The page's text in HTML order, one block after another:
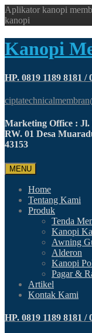
Aplikator kanopi
kanopi
Kanopi
HP. 0819 1189 8181 /
Marketing Office :
RW. 01 Desa
43153
MENU
Home
Tentang Kami
Produk
Tenda
Kanopi
Awning
Alderon
Kanopi
Pagar &
Artikel
Kontak Kami
HP. 0819 1189 8181 /